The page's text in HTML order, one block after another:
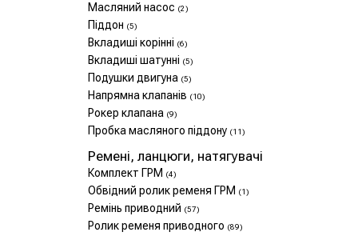
Масляний насос (2)
Піддон (5)
Вкладиші корінні (6)
Вкладиші шатунні (5)
Подушки двигуна (5)
Напрямна клапанів (10)
Рокер клапана (9)
Пробка масляного піддону (11)
Ремені, ланцюги, натягувачі
Комплект ГРМ (4)
Обвідний ролик ременя ГРМ (1)
Ремінь приводний (57)
Ролик ременя приводного (89)